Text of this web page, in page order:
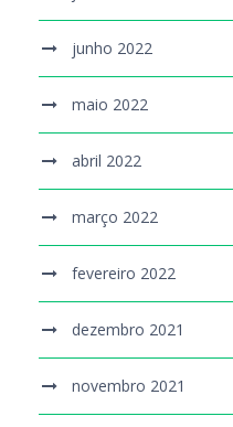
junho 2022
maio 2022
abril 2022
março 2022
fevereiro 2022
dezembro 2021
novembro 2021